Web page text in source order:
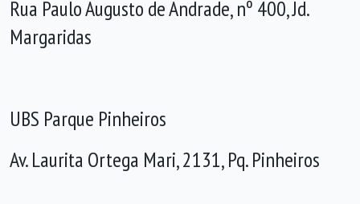
Rua Paulo Augusto de Andrade, nº 400, Jd.
Margaridas
UBS Parque Pinheiros
Av. Laurita Ortega Mari, 2131, Pq. Pinheiros